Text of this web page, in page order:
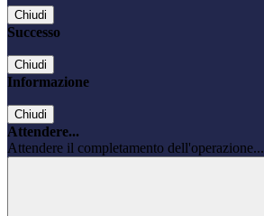
Chiudi
Successo
Chiudi
Informazione
Chiudi
Attendere...
Attendere il completamento dell'operazione...